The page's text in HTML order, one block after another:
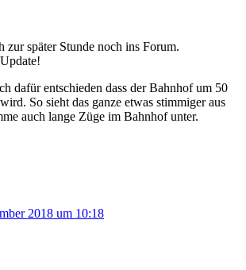
zur später Stunde noch ins Forum.
dafür entschieden dass der Bahnhof um 50
So sieht das ganze etwas stimmiger aus
auch lange Züge im Bahnhof unter.
2018 um 10:18